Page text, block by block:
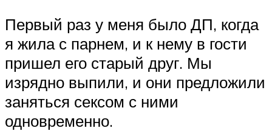
Первый раз у меня было ДП, когда
я жила с парнем, и к нему в гости
пришел его старый друг. Мы
изрядно выпили, и они предложили
заняться сексом с ними
одновременно.